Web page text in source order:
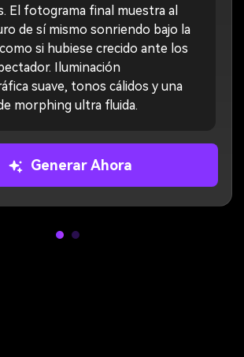
El fotograma final muestra al
de sí mismo sonriendo bajo la
si hubiese crecido ante los
Iluminación
suave, tonos cálidos y una
morphing ultra fluida.
Generar Ahora